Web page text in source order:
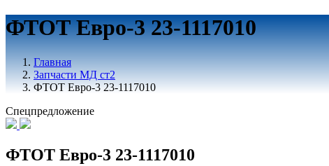
ФТОТ Евро-3 23-1117010
Главная
Запчасти МД ст2
ФТОТ Евро-3 23-1117010
Спецпредложение
ФТОТ Евро-3 23-1117010